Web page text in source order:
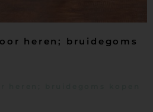
heren; bruidegoms